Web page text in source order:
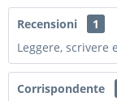
Recensioni
1
Leggere, scrivere
Corrispondente